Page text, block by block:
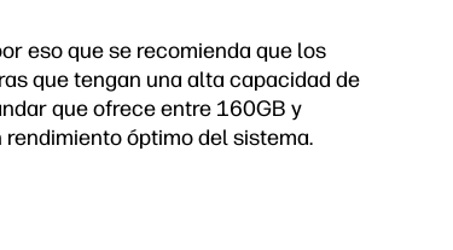
eso que se recomienda que los
que tengan una alta capacidad de
que ofrece entre 160GB y
óptimo del sistema.